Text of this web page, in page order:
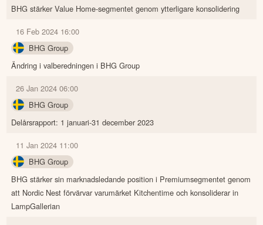
BHG stärker Value Home-segmentet genom ytterligare konsolidering
16 Feb 2024 16:00
BHG Group
Ändring i valberedningen i BHG Group
26 Jan 2024 06:00
BHG Group
Delårsrapport: 1 januari-31 december 2023
11 Jan 2024 11:00
BHG Group
BHG stärker sin marknadsledande position i Premiumsegmentet genom
att Nordic Nest förvärvar varumärket Kitchentime och konsoliderar in
LampGallerian